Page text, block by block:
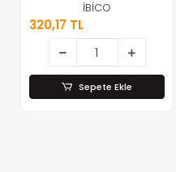
Desenli Plastik )
( Kutulu Ambalaj
İBİCO
320,17 TL
Sepete Ekle